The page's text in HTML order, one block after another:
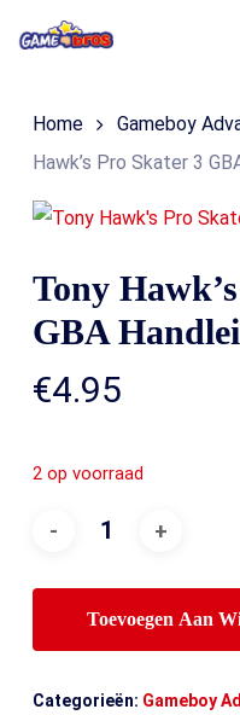
content
Winkelmand
Home Gameboy
Hawk’s Pro Skater 3
Tony
GBA
€4.95
2 op voorraad
Toevoegen Aan
Categorieën: Gameboy